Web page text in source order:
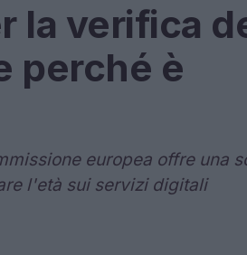
la verifica
perché è
europea offre una
l'età sui servizi digitali